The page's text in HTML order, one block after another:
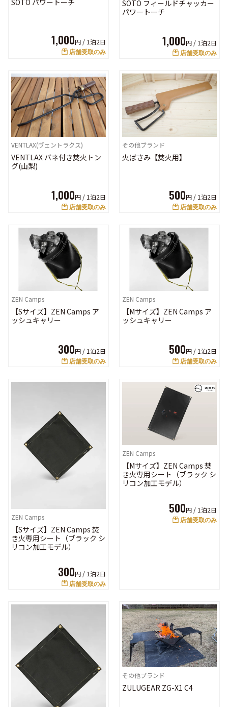
SOTO パワートーチ
1,000円 /1泊2日
店舗受取のみ
SOTO フィールドチャッカー
パワートーチ
1,000円 /1泊2日
店舗受取のみ
VENTLAX(ヴェントラクス)
VENTLAX バネ付き焚火トン
グ(山梨)
1,000円 /1泊2日
店舗受取のみ
その他ブランド
火ばさみ【焚火用】
500円 /1泊2日
店舗受取のみ
ZEN Camps
【Sサイズ】ZEN Camps ア
ッシュキャリー
300円 / 1泊2日
店舗受取のみ
ZEN Camps
【Mサイズ】ZEN Camps ア
ッシュキャリー
500円 / 1泊2日
店舗受取のみ
ZEN Camps
【Sサイズ】ZEN Camps 焚
き火専用シート（ブラック シ
リコン加工モデル）
300円 / 1泊2日
店舗受取のみ
ZEN Camps
【Mサイズ】ZEN Camps 焚
き火専用シート（ブラック シ
リコン加工モデル）
500円 / 1泊2日
店舗受取のみ
その他ブランド
ZULUGEAR ZG-X1 C4